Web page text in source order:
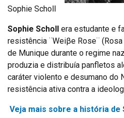
Sophie Scholl
Sophie Scholl era estudante e
resistência ¨Weiβe Rose¨
de Munique durante o regime
produzia e distribuía panfletos
caráter violento e desumano do
resistência ativa contra a
Veja mais sobre a história de